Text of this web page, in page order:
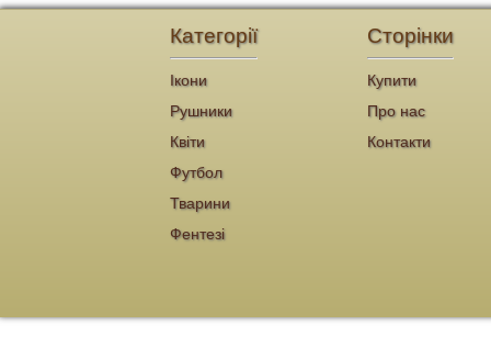
Сторінки
Купити
Про нас
Контакти
Категорії
Ікони
Рушники
Квіти
Футбол
Тварини
Фентезі